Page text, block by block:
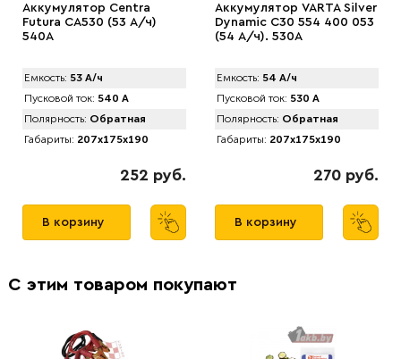
Аккумулятор Centra
Futura CA530 (53 А/ч)
540A
Емкость: 53 А/ч
Пусковой ток: 540 А
Полярность: Обратная
Габариты: 207x175x190
252 руб.
В корзину
Аккумулятор VARTA Silver
Dynamic C30 554 400 053
(54 А/ч). 530А
Емкость: 54 А/ч
Пусковой ток: 530 А
Полярность: Обратная
Габариты: 207x175x190
270 руб.
В корзину
С этим товаром покупают